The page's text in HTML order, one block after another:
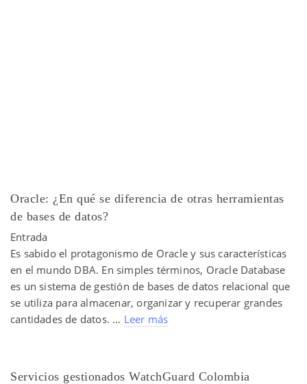
Oracle: ¿En qué se diferencia de otras herramientas
de bases de datos?
Entrada
Es sabido el protagonismo de Oracle y sus características
en el mundo DBA. En simples términos, Oracle Database
es un sistema de gestión de bases de datos relacional que
se utiliza para almacenar, organizar y recuperar grandes
cantidades de datos. … Leer más
Servicios gestionados WatchGuard Colombia